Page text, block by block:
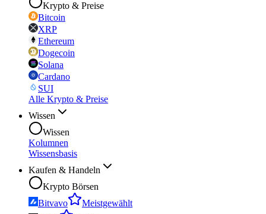
Krypto & Preise
Bitcoin
XRP
Ethereum
Dogecoin
Solana
Cardano
SUI
Alle Krypto & Preise
Wissen
Wissen
Kolumnen
Wissensbasis
Kaufen & Handeln
Krypto Börsen
Bitvavo
Meistgewählt